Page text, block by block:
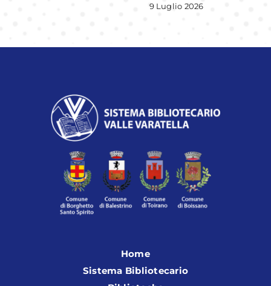
9 Luglio 2026
Home
Sistema Bibliotecario